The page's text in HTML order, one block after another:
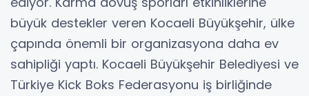
büyük destekler veren Kocaeli Büyükşehir, ülke
çapında önemli bir organizasyona daha ev
sahipliği yaptı. Kocaeli Büyükşehir Belediyesi ve
Türkiye Kick Boks Federasyonu iş birliğinde